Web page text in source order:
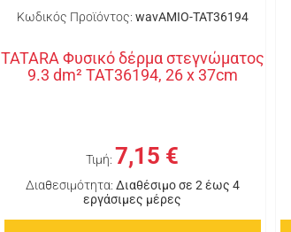
Κωδικός Προϊόντος: wavAMIO-TAT36194
TATARA Φυσικό δέρμα στεγνώματος
9.3 dm² TAT36194, 26 x 37cm
Τιμή: 7,15 €
Διαθεσιμότητα: Διαθέσιμο σε 2 έως 4
εργάσιμες μέρες